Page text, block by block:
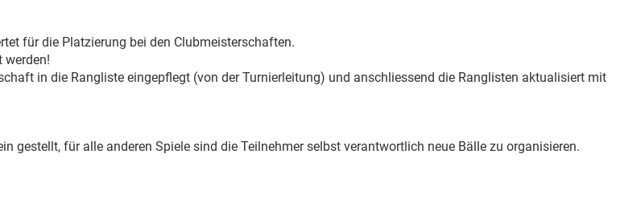
für die Platzierung bei den Clubmeisterschaften.
werden!
in die Rangliste eingepflegt (von der Turnierleitung) und anschliessend die Ranglisten aktualisiert mit
gestellt, für alle anderen Spiele sind die Teilnehmer selbst verantwortlich neue Bälle zu organisieren.